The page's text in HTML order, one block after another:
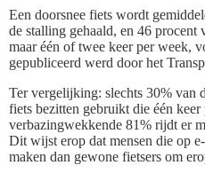
Een doorsnee fiets wordt
de stalling gehaald, en 46 procent
maar één of twee keer per week,
gepubliceerd werd door het
Ter vergelijking: slechts 30% van
fiets bezitten gebruikt die één keer
verbazingwekkende 81% rijdt er
Dit wijst erop dat mensen die op
maken dan gewone fietsers om